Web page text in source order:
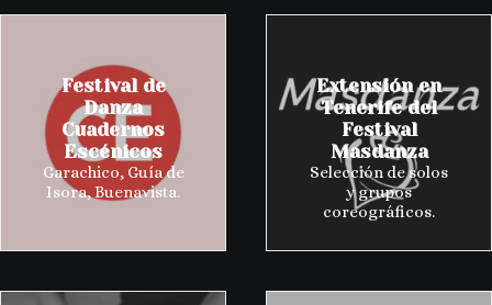
Festival de
Danza
Cuadernos
Escénicos
Garachico, Guía de
Isora, Buenavista.
Extensión en
Tenerife del
Festival
Masdanza
Selección de solos
y grupos
coreográficos.